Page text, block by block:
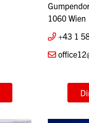
1060 Wien
+43 1